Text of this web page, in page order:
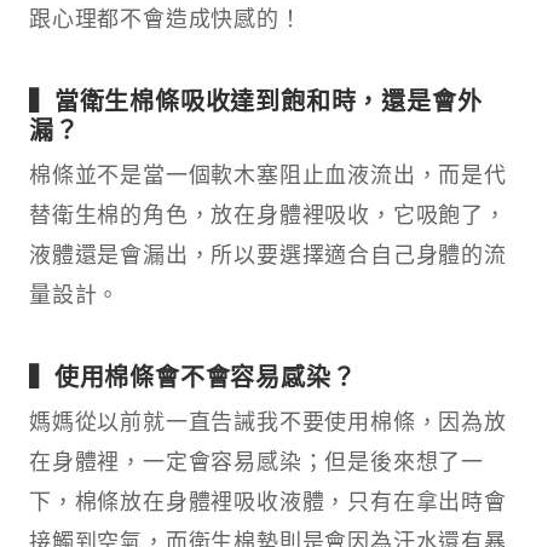
跟心理都不會造成快感的！
▍當衛生棉條吸收達到飽和時，還是會外
漏？
棉條並不是當一個軟木塞阻止血液流出，而是代
替衛生棉的角色，放在身體裡吸收，它吸飽了，
液體還是會漏出，所以要選擇適合自己身體的流
量設計。
▍使用棉條會不會容易感染？
媽媽從以前就一直告誡我不要使用棉條，因為放
在身體裡，一定會容易感染；但是後來想了一
下，棉條放在身體裡吸收液體，只有在拿出時會
接觸到空氣，而衛生棉墊則是會因為汗水還有暴